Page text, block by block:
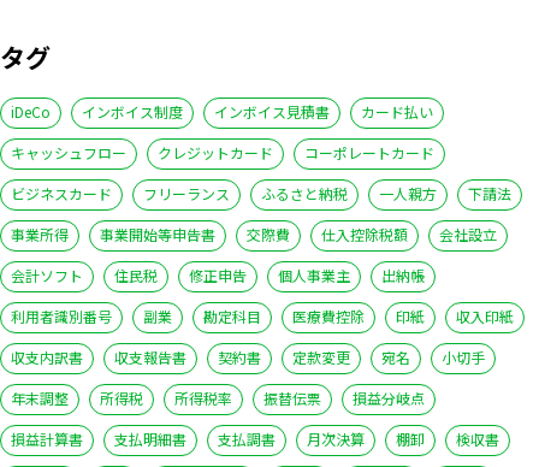
タグ
iDeCo インボイス制度 インボイス見積書
カード払い
キャッシュフロー
クレジットカード
コーポレートカード
ビジネスカード
フリーランス ふるさと納税 一人親方
下請法
事業所得
事業開始等申告書 交際費 仕入控除税額
会社設立
会計ソフト
住民税 修正申告 個人事業主
出納帳
利用者識別番号
副業 勘定科目 医療費控除 印紙
収入印紙
収支内訳書
収支報告書 契約書 定款変更 宛名
小切手
年末調整
所得税 所得税率 振替伝票
損益分岐点
損益計算書
支払明細書 支払調書 月次決算 棚卸
検収書